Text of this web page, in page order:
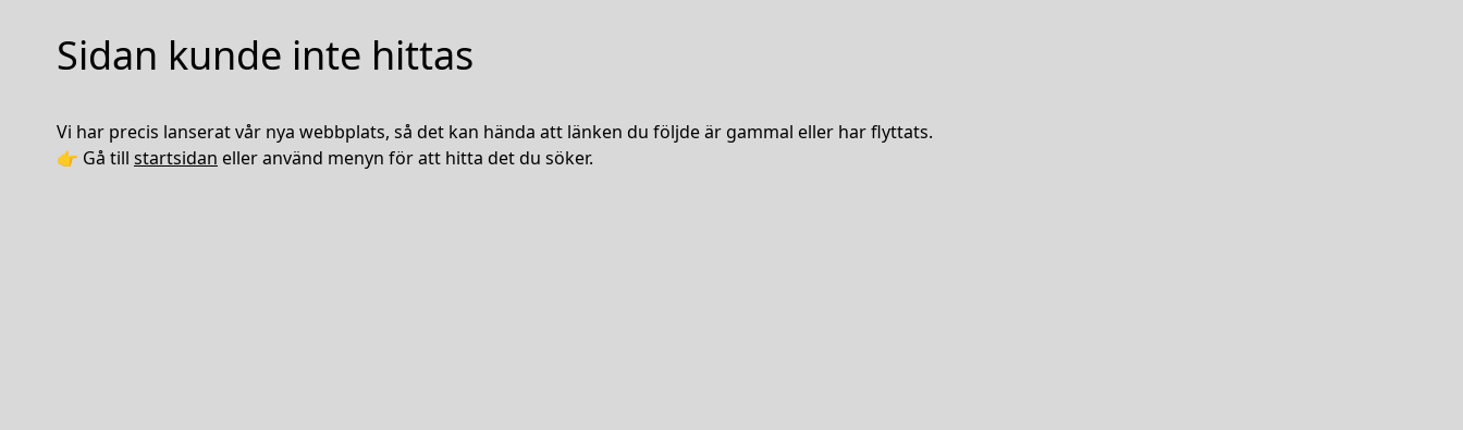
Sidan kunde inte hittas
Vi har precis lanserat vår nya webbplats, så det kan hända att länken du följde är gammal eller har flyttats.
👉 Gå till startsidan eller använd menyn för att hitta det du söker.